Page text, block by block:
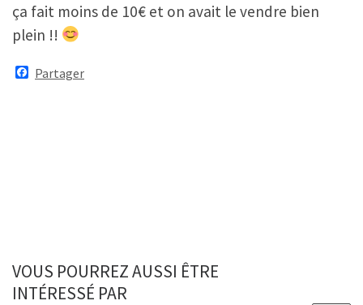
ça fait moins de 10€ et on avait le vendre bien
plein !!
Partager
VOUS POURREZ AUSSI ÊTRE
INTÉRESSÉ PAR